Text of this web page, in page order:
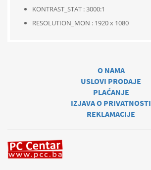
KONTRAST_STAT : 3000:1
RESOLUTION_MON : 1920 x 1080
O NAMA
USLOVI PRODAJE
PLAĆANJE
IZJAVA O PRIVATNOSTI
REKLAMACIJE